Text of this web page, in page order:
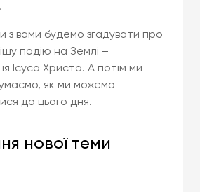
з вами будемо згадувати про
подію на Землі –
Ісуса Христа. А потім ми
як ми можемо
до цього дня.
нової теми